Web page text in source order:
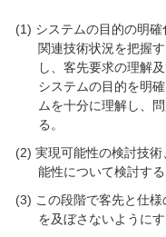
システムの目的の明
関連技術状況を把握
し、客先要求の理解
システムの目的を明
ムを十分に理解し、
る。
実現可能性の検討技
能性について検討する
この段階で客先と仕
を及ぼさないように